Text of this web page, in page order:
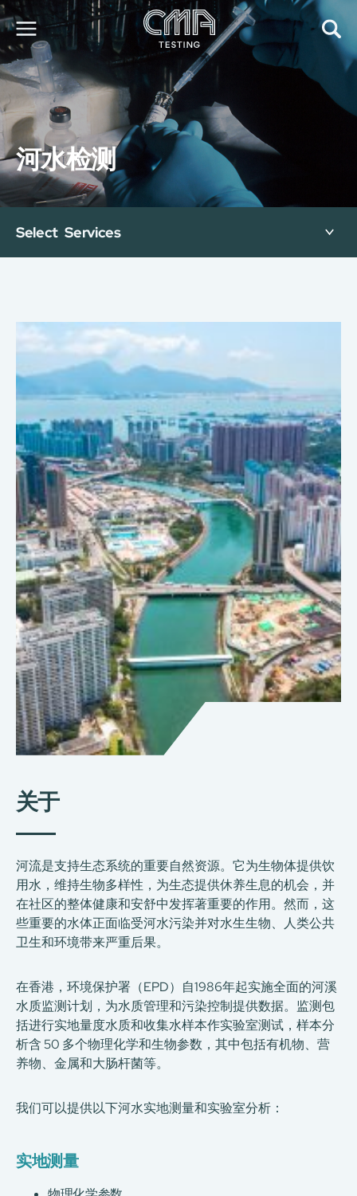
关于我们
我们的服务
最新消息
加入我们
环球支援
联络我们
服务申请
工厂服务预约
河水检测
Select Services
关于
河流是支持生态系统的重要自然资源。它为生物体提供饮
用水，维持生物多样性，为生态提供休养生息的机会，并
在社区的整体健康和安舒中发挥著重要的作用。然而，这
些重要的水体正面临受河水污染并对水生生物、人类公共
卫生和环境带来严重后果。
在香港，环境保护署（EPD）自1986年起实施全面的河溪
水质监测计划，为水质管理和污染控制提供数据。监测包
括进行实地量度水质和收集水样本作实验室测试，样本分
析含 50 多个物理化学和生物参数，其中包括有机物、营
养物、金属和大肠杆菌等。
我们可以提供以下河水实地测量和实验室分析：
实地测量